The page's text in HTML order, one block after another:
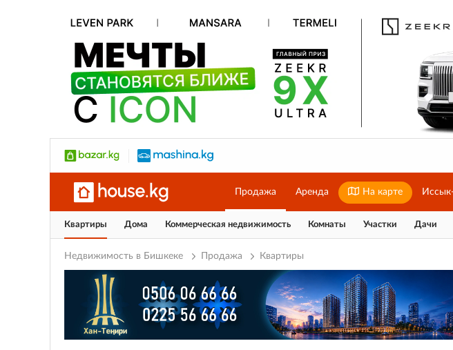
Продажа Аренда На карте
Квартиры Дома Коммерческая недвижимость Комнаты Участки Дачи
Недвижимость в Бишкеке Продажа Квартиры